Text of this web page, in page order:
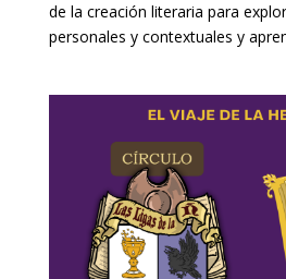
de la creación literaria para
personales y contextuales y